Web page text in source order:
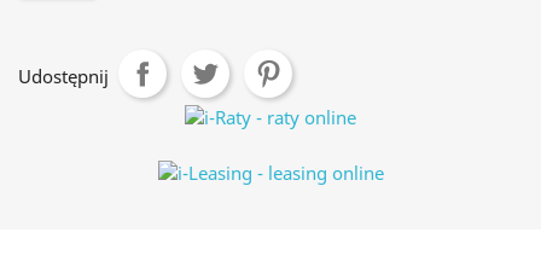
Udostępnij